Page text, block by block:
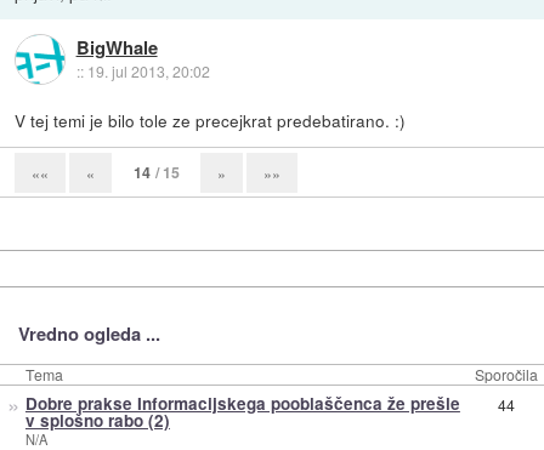
BigWhale
:: 19. jul 2013, 20:02
V tej temi je bilo tole ze precejkrat predebatirano. :)
«« « 14 / 15 » »»
Vredno ogleda ...
Tema Sporočila
» Dobre prakse Informacijskega pooblaščenca že prešle
v splošno rabo (2)
N/A
44